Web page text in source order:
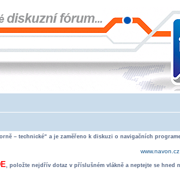
– technické“ a je zaměřeno k diskuzi o navigačních
, položte nejdřív dotaz v příslušném vlákně a neptejte se hned